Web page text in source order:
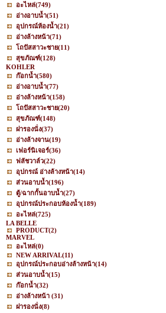
อะไหล่(749)
อ่างอาบน้ำ(51)
อุปกรณ์ห้องน้ำ(21)
อ่างล้างหน้า(71)
โถปัสสาวะชาย(11)
สุขภัณฑ์(128)
KOHLER
ก๊อกน้ำ(580)
อ่างอาบน้ำ(77)
อ่างล้างหน้า(158)
โถปัสสาวะชาย(20)
สุขภัณฑ์(148)
ฝารองนั่ง(37)
อ่างล้างจาน(19)
เฟอร์นิเจอร์(36)
ฟลัชวาล์ว(22)
อุปกรณ์ อ่างล้างหน้า(14)
ส่วนอาบน้ำ(196)
ตู้/ฉากกั้นอาบน้ำ(27)
อุปกรณ์ประกอบห้องน้ำ(189)
อะไหล่(725)
LA BELLE
PRODUCT(2)
MARVEL
อะไหล่(0)
NEW ARRIVAL(11)
อุปกรณ์ประกอบอ่างล้างหน้า(14)
ส่วนอาบน้ำ(15)
ก๊อกน้ำ(32)
อ่างล้างหน้า (31)
ฝารองนั่ง(8)